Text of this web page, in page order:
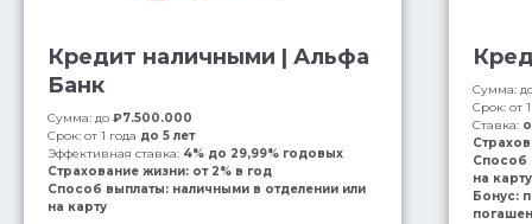
Кредит наличными | Альфа
Банк
Сумма: до ₽7.500.000
Срок: от 1 года до 5 лет
Эффективная ставка: 4% до 29,99% годовых
Страхование жизни: от 2% в год
Способ выплаты: наличными в отделении или
на карту
Сумма:
Срок: от
Ставка:
Способ
на карту
Бонус: